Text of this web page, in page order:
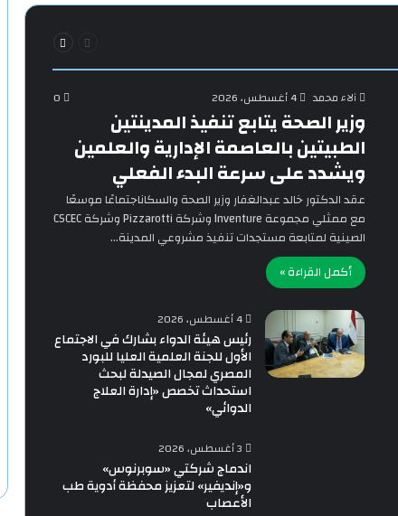
الصفحة
آلاء محمد
4 أغسطس، 2026 0
وزير الصحة يتابع تنفيذ المدينتين
الطبيتين بالعاصمة الإدارية والعلمين
ويشدد على سرعة البدء الفعلي
‎عقد الدكتور خالد عبدالغفار وزير الصحة والسكاناجتماعًا موسعًا
مع ممثلي مجموعة Inventure وشركة Pizzarotti وشركة CSCEC
الصينية لمتابعة مستجدات تنفيذ مشروعي المدينة…
أكمل القراءة »
4 أغسطس، 2026
رئيس هيئة الدواء بشارك في الاجتماع
الأول للجنة العلمية العليا للبورد
المصري لمجال الصيدلة لبحث
استحداث تخصص «إدارة العلاج
الدوائي»
3 أغسطس، 2026
اندماج شركتي «سوبرنوس»
و«إنديفير» لتعزيز محفظة أدوية طب
الأعصاب